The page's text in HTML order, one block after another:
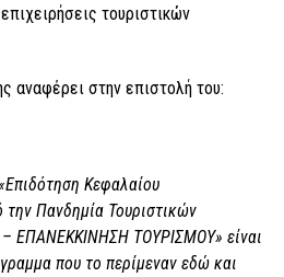
τουριστικών
αναφέρει στην επιστολή του:
Κεφαλαίου
την Πανδημία Τουριστικών
– ΕΠΑΝΕΚΚΙΝΗΣΗ ΤΟΥΡΙΣΜΟΥ» είναι
που το περίμεναν εδώ και